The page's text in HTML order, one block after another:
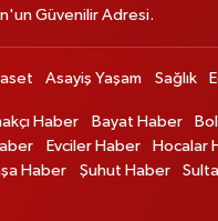
Güvenilir Adresi.
Asayiş Yaşam Sağlık
Haber Bayat Haber
Evciler Haber Hocalar
Haber Şuhut Haber